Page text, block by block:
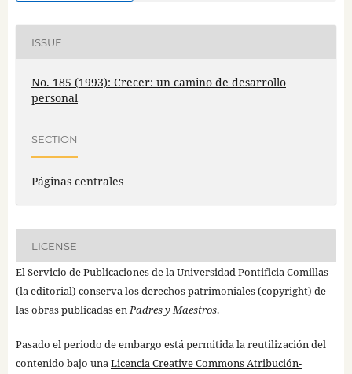
ISSUE
No. 185 (1993): Crecer: un camino de desarrollo
personal
SECTION
Páginas centrales
LICENSE
El Servicio de Publicaciones de la Universidad Pontificia Comillas
(la editorial) conserva los derechos patrimoniales (copyright) de
las obras publicadas enPadres y Maestros.
Pasado el periodo de embargo está permitida la reutilización del
contenido bajo unaLicencia Creative Commons Atribución-